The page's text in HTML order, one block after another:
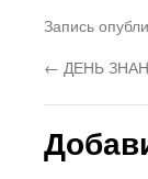
Запись
← ДЕНЬ